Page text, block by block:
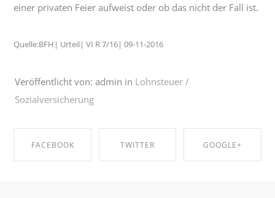
einer privaten Feier aufweist oder ob das nicht der Fall ist.
Quelle:BFH| Urteil| VI R 7/16| 09-11-2016
Veröffentlicht von: admin in Lohnsteuer /
Sozialversicherung
FACEBOOK TWITTER GOOGLE+